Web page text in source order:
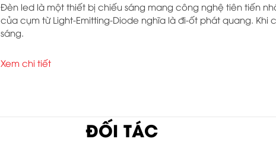
Đèn led là một thiết bị chiếu sáng mang công nghệ tiên tiến
của cụm từ Light-Emitting-Diode nghĩa là đi-ốt phát quang.
sáng.
Xem chi tiết
ĐỐI TÁC